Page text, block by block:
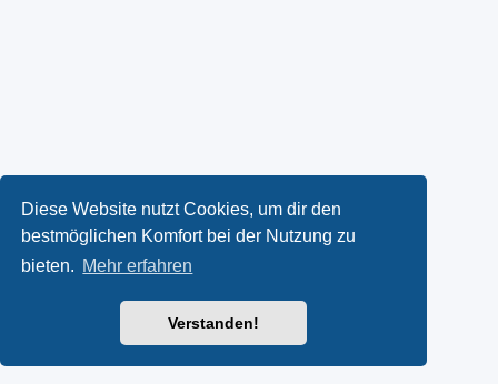
Diese Website nutzt Cookies, um dir den
bestmöglichen Komfort bei der Nutzung zu
bieten. Mehr erfahren
Verstanden!